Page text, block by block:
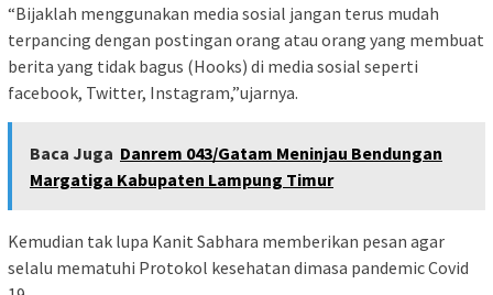
“Bijaklah menggunakan media sosial jangan terus mudah
terpancing dengan postingan orang atau orang yang membuat
berita yang tidak bagus (Hooks) di media sosial seperti
facebook, Twitter, Instagram,”ujarnya.
Baca Juga Danrem 043/Gatam Meninjau Bendungan
Margatiga Kabupaten Lampung Timur
Kemudian tak lupa Kanit Sabhara memberikan pesan agar
selalu mematuhi Protokol kesehatan dimasa pandemic Covid